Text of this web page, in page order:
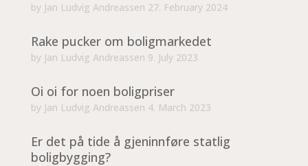
by Jan Ludvig Andreassen 27. February 2024
Rake pucker om boligmarkedet
by Jan Ludvig Andreassen 9. July 2023
Oi oi for noen boligpriser
by Jan Ludvig Andreassen 4. March 2023
Er det på tide å gjeninnføre statlig
boligbygging?